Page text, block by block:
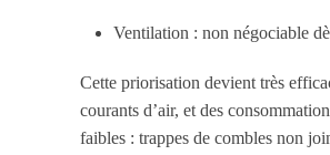
Ventilation : non négociable
Cette priorisation devient très
courants d’air, et des
faibles : trappes de combles non